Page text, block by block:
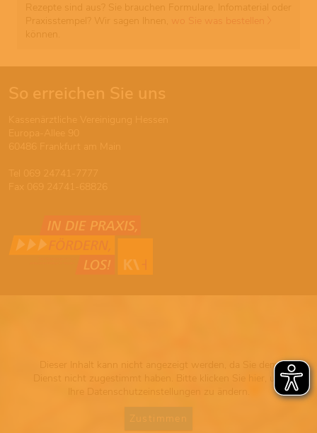
Rezepte sind aus? Sie brauchen Formulare, Infomaterial oder
Praxisstempel? Wir sagen Ihnen, wo Sie was bestellen
können.
Dieser Inhalt kann nicht angezeigt werden, da Sie dem
Dienst nicht zugestimmt haben. Bitte klicken Sie hier, um
Ihre Datenschutzeinstellungen zu ändern.
Zustimmen